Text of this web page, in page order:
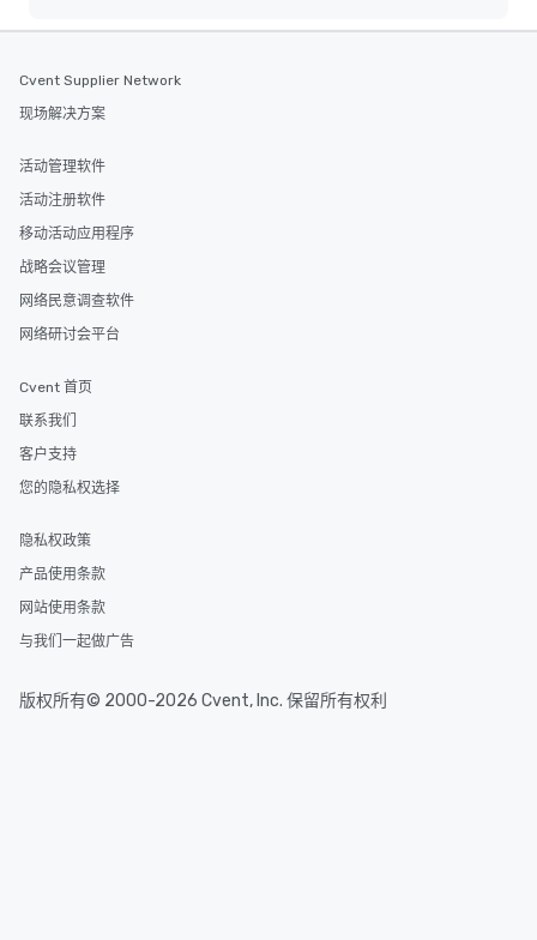
Cvent Supplier Network
现场解决方案
活动管理软件
活动注册软件
移动活动应用程序
战略会议管理
网络民意调查软件
网络研讨会平台
Cvent 首页
联系我们
客户支持
您的隐私权选择
隐私权政策
产品使用条款
网站使用条款
与我们一起做广告
版权所有© 2000-2026 Cvent, Inc. 保留所有权利